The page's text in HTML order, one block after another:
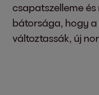
csapatszelleme
bátorsága, hogy
változtassák, új